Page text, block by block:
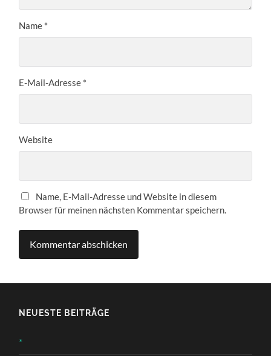
Name *
E-Mail-Adresse *
Website
Name, E-Mail-Adresse und Website in diesem
Browser für meinen nächsten Kommentar speichern.
NEUESTE BEITRÄGE
*